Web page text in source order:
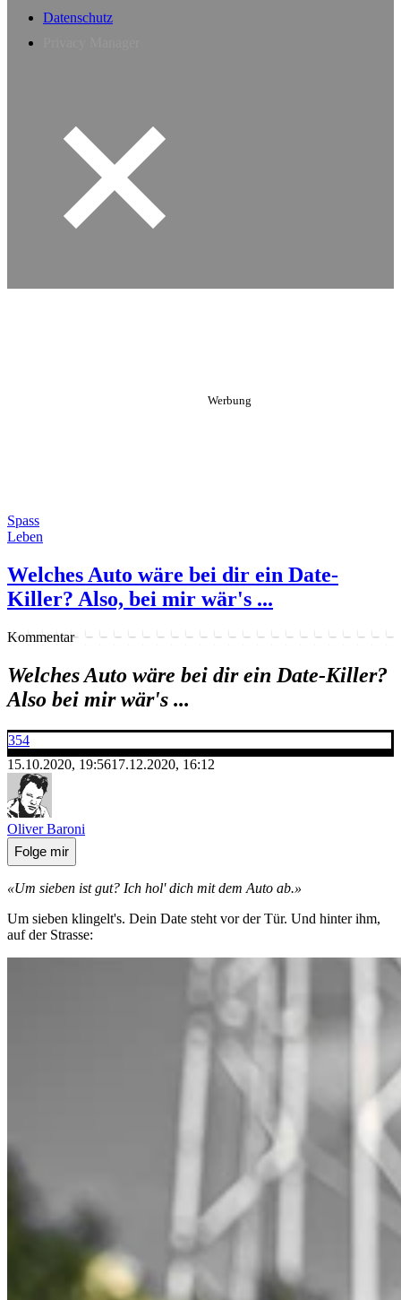
Datenschutz
Spass
Leben
Welches Auto wäre bei dir ein Date-
Killer? Also, bei mir wär's ...
Kommentar
Welches Auto wäre bei dir ein Date-Killer?
Also bei mir wär's ...
354
15.10.2020, 19:5617.12.2020, 16:12
Oliver Baroni
Folge mir
«Um sieben ist gut? Ich hol' dich mit dem Auto ab.»
Um sieben klingelt's. Dein Date steht vor der Tür. Und hinter ihm,
auf der Strasse: